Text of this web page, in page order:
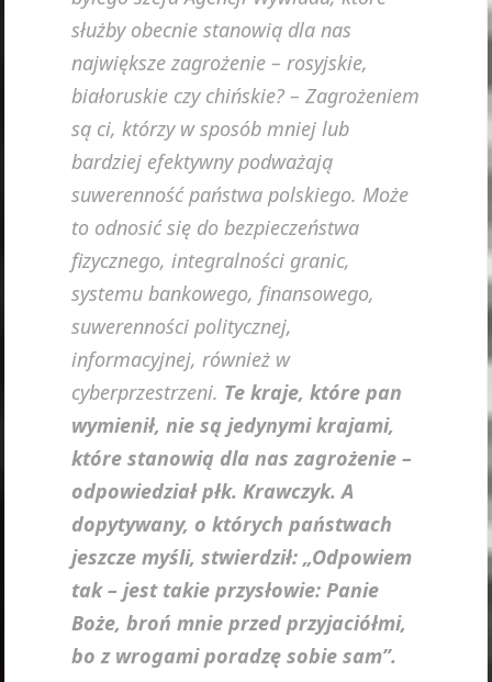
służby obecnie stanowią dla nas
największe zagrożenie – rosyjskie,
białoruskie czy chińskie? – Zagrożeniem
są ci, którzy w sposób mniej lub
bardziej efektywny podważają
suwerenność państwa polskiego. Może
to odnosić się do bezpieczeństwa
fizycznego, integralności granic,
systemu bankowego, finansowego,
suwerenności politycznej,
informacyjnej, również w
cyberprzestrzeni. Te kraje, które pan
wymienił, nie są jedynymi krajami,
które stanowią dla nas zagrożenie –
odpowiedział płk. Krawczyk. A
dopytywany, o których państwach
jeszcze myśli, stwierdził: „Odpowiem
tak – jest takie przysłowie: Panie
Boże, broń mnie przed przyjaciółmi,
bo z wrogami poradzę sobie sam”.